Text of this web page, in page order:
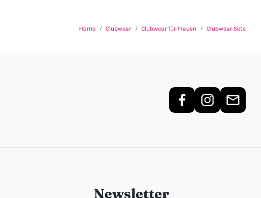
Home Clubwear Clubwear für Frauen Clubwear Sets
Newsletter